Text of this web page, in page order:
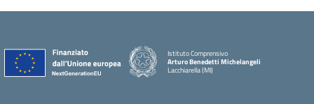
Istituto Comprensivo
Arturo Benedetti Michelangeli
Lacchiarella (MI)